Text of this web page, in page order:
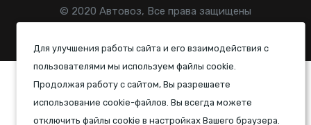
Для улучшения работы сайта и его взаимодействия с
пользователями мы используем файлы cookie.
Продолжая работу с сайтом, Вы разрешаете
использование cookie-файлов. Вы всегда можете
отключить файлы cookie в настройках Вашего браузера.
© 2020 Автовоз, Все права защищены